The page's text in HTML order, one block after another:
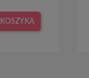
KOSZYKA